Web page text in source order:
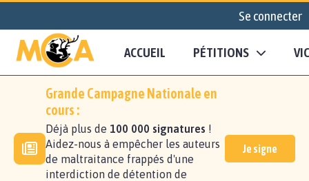
Se connecter
ACCUEIL PÉTITIONS
Grande Campagne Nationale en
cours :
Déjà plus de 100 000 signatures !
Aidez-nous à empêcher les auteurs
de maltraitance frappés d'une
interdiction de détention de
Je signe